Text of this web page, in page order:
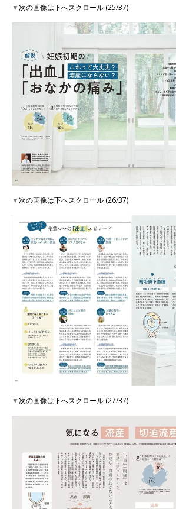
▼次の画像は下へスクロール (25/37)
▼次の画像は下へスクロール (26/37)
▼次の画像は下へスクロール (27/37)